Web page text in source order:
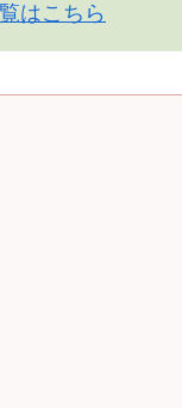
はこちら